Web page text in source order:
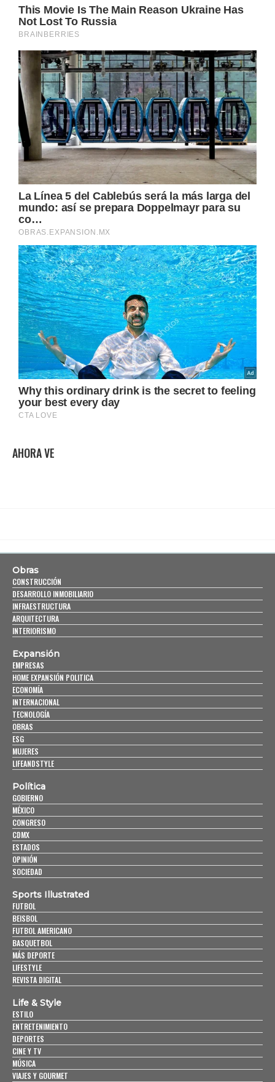
AHORA VE
Obras
CONSTRUCCIÓN
DESARROLLO INMOBILIARIO
INFRAESTRUCTURA
ARQUITECTURA
INTERIORISMO
Expansión
EMPRESAS
HOME EXPANSIÓN POLITICA
ECONOMÍA
INTERNACIONAL
TECNOLOGÍA
OBRAS
ESG
MUJERES
LIFEANDSTYLE
Política
GOBIERNO
MÉXICO
CONGRESO
CDMX
ESTADOS
OPINIÓN
SOCIEDAD
Sports Illustrated
FUTBOL
BEISBOL
FUTBOL AMERICANO
BASQUETBOL
MÁS DEPORTE
LIFESTYLE
REVISTA DIGITAL
Life & Style
ESTILO
ENTRETENIMIENTO
DEPORTES
CINE Y TV
MÚSICA
VIAJES Y GOURMET